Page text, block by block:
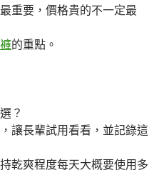
重要，價格貴的不一定最
的重點。
？
讓長輩試用看看，並記錄這
乾爽程度每天大概要使用多